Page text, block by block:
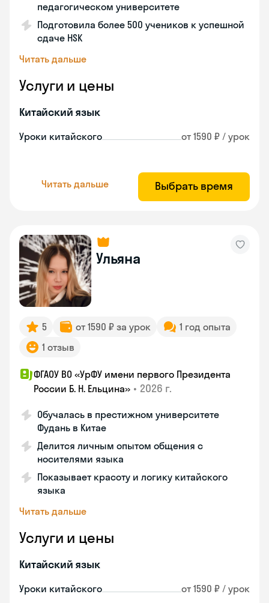
педагогическом университете
Подготовила более 500 учеников к успешной
сдаче HSK
Читать дальше
Услуги и цены
Китайский язык
Уроки китайского от 1590 ₽ / урок
Читать дальше Выбрать время
Ульяна
5 от 1590 ₽ за урок
1 год опыта
1 отзыв
ФГАОУ ВО «УрФУ имени первого Президента
России Б. Н. Ельцина» • 2026 г.
Обучалась в престижном университете
Фудань в Китае
Делится личным опытом общения с
носителями языка
Показывает красоту и логику китайского
языка
Читать дальше
Услуги и цены
Китайский язык
Уроки китайского от 1590 ₽ / урок